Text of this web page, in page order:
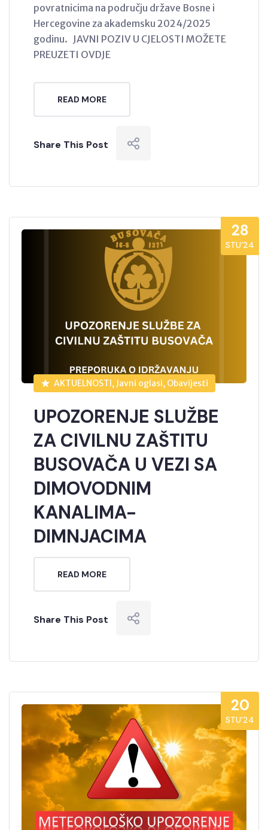
povratnicima na području države Bosne i
Hercegovine za akademsku 2024/2025
godinu. JAVNI POZIV U CJELOSTI MOŽETE
PREUZETI OVDJE
READ MORE
Share This Post
28
STU’24
AKTUELNOSTI, Javni oglasi, Obavijesti
UPOZORENJE SLUŽBE
ZA CIVILNU ZAŠTITU
BUSOVAČA U VEZI SA
DIMOVODNIM
KANALIMA-
DIMNJACIMA
READ MORE
Share This Post
20
STU’24